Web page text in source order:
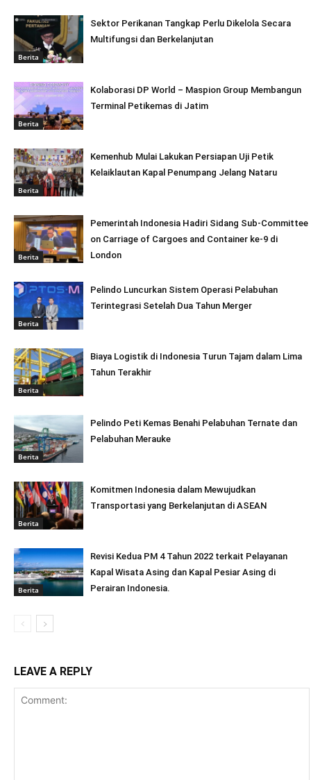
Berita
Sektor Perikanan Tangkap Perlu Dikelola Secara
Multifungsi dan Berkelanjutan
Berita
Kolaborasi DP World – Maspion Group Membangun
Terminal Petikemas di Jatim
Berita
Kemenhub Mulai Lakukan Persiapan Uji Petik
Kelaiklautan Kapal Penumpang Jelang Nataru
Berita
Pemerintah Indonesia Hadiri Sidang Sub-Committee
on Carriage of Cargoes and Container ke-9 di
London
Berita
Pelindo Luncurkan Sistem Operasi Pelabuhan
Terintegrasi Setelah Dua Tahun Merger
Berita
Biaya Logistik di Indonesia Turun Tajam dalam Lima
Tahun Terakhir
Berita
Pelindo Peti Kemas Benahi Pelabuhan Ternate dan
Pelabuhan Merauke
Berita
Komitmen Indonesia dalam Mewujudkan
Transportasi yang Berkelanjutan di ASEAN
Berita
Revisi Kedua PM 4 Tahun 2022 terkait Pelayanan
Kapal Wisata Asing dan Kapal Pesiar Asing di
Perairan Indonesia.
LEAVE A REPLY